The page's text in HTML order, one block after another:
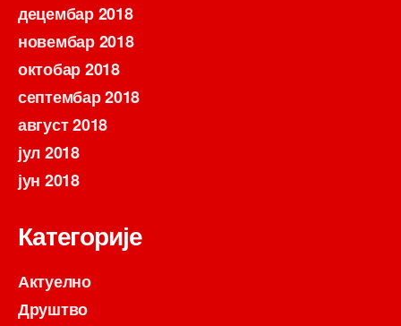
децембар 2018
новембар 2018
октобар 2018
септембар 2018
август 2018
јул 2018
јун 2018
Категорије
Актуелно
Друштво